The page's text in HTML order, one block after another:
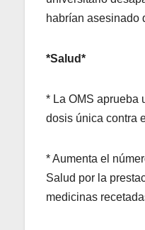
habrían asesinado
*Salud*
* La OMS aprueba
dosis única contra
* Aumenta el
Salud por la
medicinas